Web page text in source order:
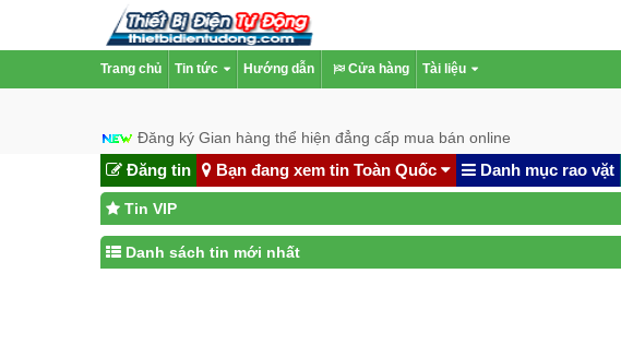
Trang chủ Tin tức Hướng dẫn Cửa hàng Tài liệu
Đăng ký Gian hàng thể hiện đẳng cấp mua bán online
Đăng tin Bạn đang xem tin Toàn Quốc Danh mục rao vặt
Tin VIP
Danh sách tin mới nhất